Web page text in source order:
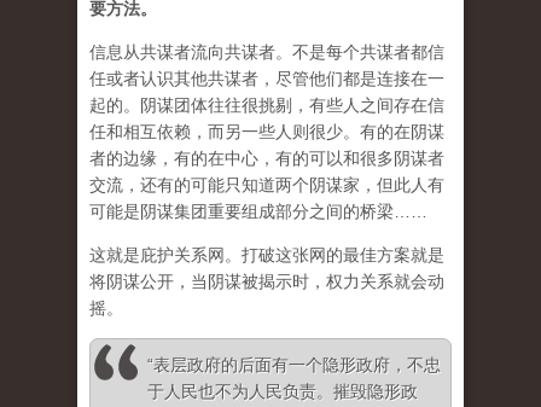
要方法。
信息从共谋者流向共谋者。不是每个共谋者都信
任或者认识其他共谋者，尽管他们都是连接在一
起的。阴谋团体往往很挑剔，有些人之间存在信
任和相互依赖，而另一些人则很少。有的在阴谋
者的边缘，有的在中心，有的可以和很多阴谋者
交流，还有的可能只知道两个阴谋家，但此人有
可能是阴谋集团重要组成部分之间的桥梁……
这就是庇护关系网。打破这张网的最佳方案就是
将阴谋公开，当阴谋被揭示时，权力关系就会动
摇。
“表层政府的后面有一个隐形政府，不忠
于人民也不为人民负责。摧毁隐形政